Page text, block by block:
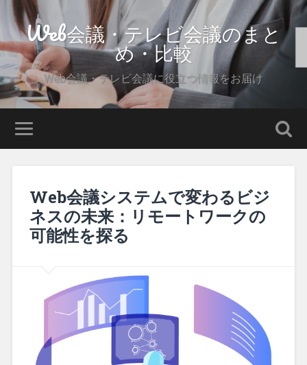
Web会議・テレビ会議のまと
め・比較
Web会議・テレビ会議に役立つ情報をお届け
Web会議システムで変わるビジ
ネスの未来：リモートワークの
可能性を探る